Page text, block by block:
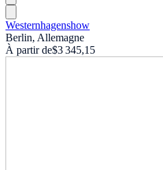
Westernhagenshow
Berlin, Allemagne
À partir de$3 345,15